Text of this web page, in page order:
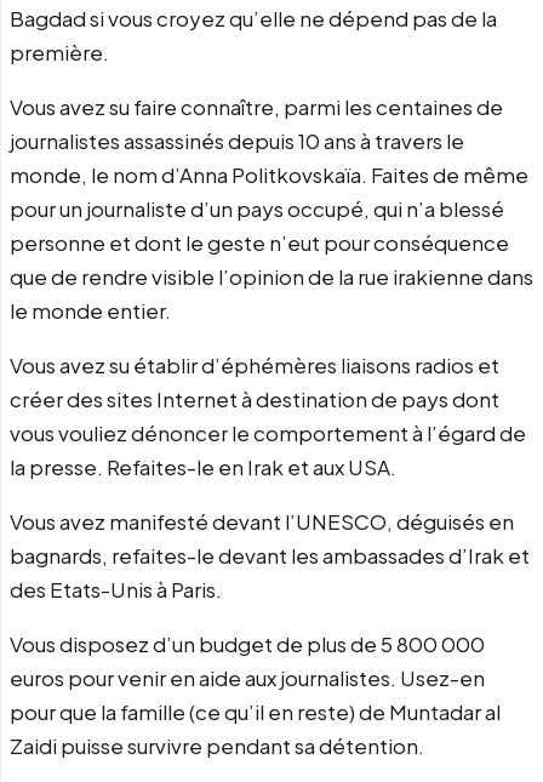
Bagdad si vous croyez qu’elle ne dépend pas de la
première.
Vous avez su faire connaître, parmi les centaines de
journalistes assassinés depuis 10 ans à travers le
monde, le nom d’Anna Politkovskaïa. Faites de même
pour un journaliste d’un pays occupé, qui n’a blessé
personne et dont le geste n’eut pour conséquence
que de rendre visible l’opinion de la rue irakienne dans
le monde entier.
Vous avez su établir d’éphémères liaisons radios et
créer des sites Internet à destination de pays dont
vous vouliez dénoncer le comportement à l’égard de
la presse. Refaites-le en Irak et aux USA.
Vous avez manifesté devant l’UNESCO, déguisés en
bagnards, refaites-le devant les ambassades d’Irak et
des Etats-Unis à Paris.
Vous disposez d’un budget de plus de 5 800 000
euros pour venir en aide aux journalistes. Usez-en
pour que la famille (ce qu’il en reste) de Muntadar al
Zaidi puisse survivre pendant sa détention.